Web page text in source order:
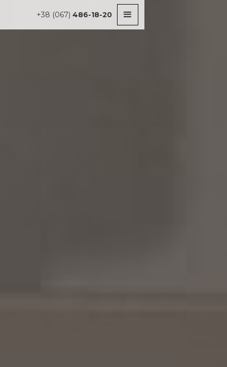
+38 (067) 486-18-20